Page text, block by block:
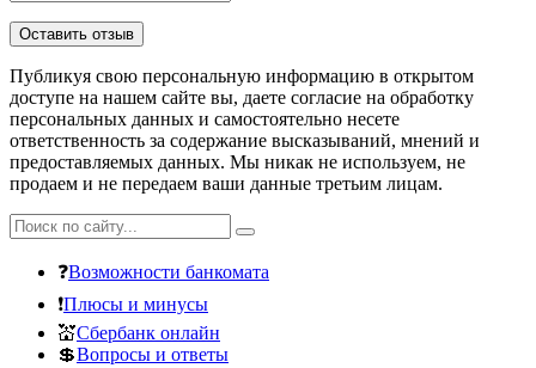
Публикуя свою персональную информацию в открытом
доступе на нашем сайте вы, даете согласие на обработку
персональных данных и самостоятельно несете
ответственность за содержание высказываний, мнений и
предоставляемых данных. Мы никак не используем, не
продаем и не передаем ваши данные третьим лицам.
❓Возможности банкомата
❗Плюсы и минусы
💒Сбербанк онлайн
💲Вопросы и ответы